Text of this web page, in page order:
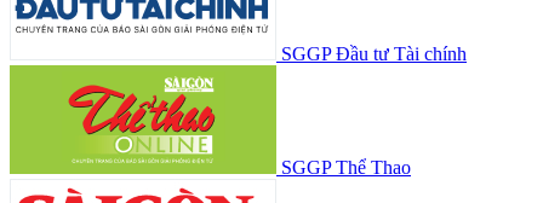
SGGP Đầu tư Tài chính
SGGP Thể Thao